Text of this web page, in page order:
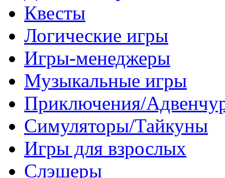
Квесты
Логические игры
Игры-менеджеры
Музыкальные игры
Приключения/
Симуляторы/Тайкуны
Игры для взрослых
Слэшеры